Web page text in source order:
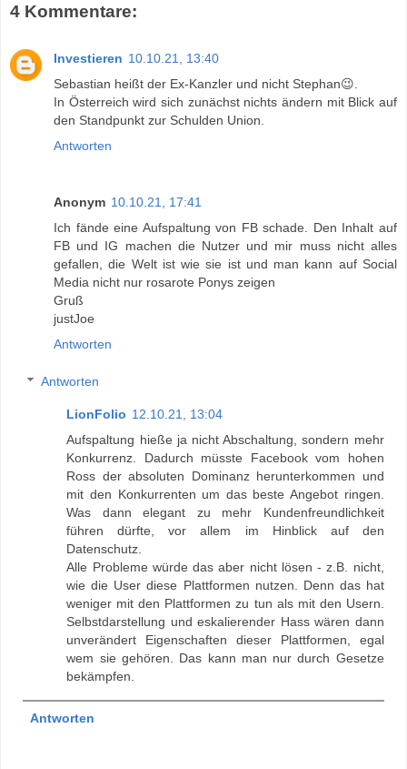
4 Kommentare:
Investieren 10.10.21, 13:40
Sebastian heißt der Ex-Kanzler und nicht Stephan😉.
In Österreich wird sich zunächst nichts ändern mit Blick auf
den Standpunkt zur Schulden Union.
Antworten
Anonym 10.10.21, 17:41
Ich fände eine Aufspaltung von FB schade. Den Inhalt auf
FB und IG machen die Nutzer und mir muss nicht alles
gefallen, die Welt ist wie sie ist und man kann auf Social
Media nicht nur rosarote Ponys zeigen
Gruß
justJoe
Antworten
Antworten
LionFolio 12.10.21, 13:04
Aufspaltung hieße ja nicht Abschaltung, sondern mehr
Konkurrenz. Dadurch müsste Facebook vom hohen
Ross der absoluten Dominanz herunterkommen und
mit den Konkurrenten um das beste Angebot ringen.
Was dann elegant zu mehr Kundenfreundlichkeit
führen dürfte, vor allem im Hinblick auf den
Datenschutz.
Alle Probleme würde das aber nicht lösen - z.B. nicht,
wie die User diese Plattformen nutzen. Denn das hat
weniger mit den Plattformen zu tun als mit den Usern.
Selbstdarstellung und eskalierender Hass wären dann
unverändert Eigenschaften dieser Plattformen, egal
wem sie gehören. Das kann man nur durch Gesetze
bekämpfen.
Antworten